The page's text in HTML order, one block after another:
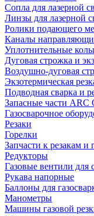
Сопла для лазерной
Линзы для лазерной
Ролики подающего
Каналы
Уплотнительные
Дуговая строжка и
Воздушно-дуговая
Экзотермическая
Подводная сварка и
Запасные части
Газосварочное
Резаки
Горелки
Запчасти к резакам и
Редукторы
Газовые вентили для
Рукава напорные
Баллоны для
Манометры
Машины газовой